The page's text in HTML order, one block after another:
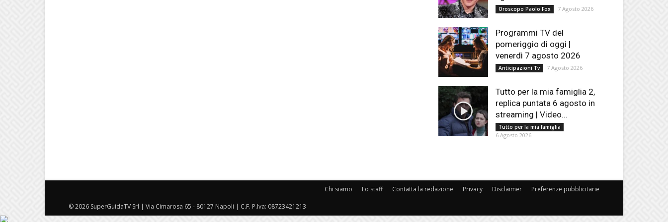
Oroscopo Paolo Fox 7 Agosto 2026
Programmi TV del
pomeriggio di oggi |
venerdì 7 agosto 2026
Anticipazioni Tv 7 Agosto 2026
Tutto per la mia famiglia 2,
replica puntata 6 agosto in
streaming | Video...
Tutto per la mia famiglia
6 Agosto 2026
Chi siamo Lo staff Contatta la redazione Privacy Disclaimer Preferenze pubblicitarie
© 2026 SuperGuidaTV Srl | Via Cimarosa 65 - 80127 Napoli | C.F. P.Iva: 08723421213